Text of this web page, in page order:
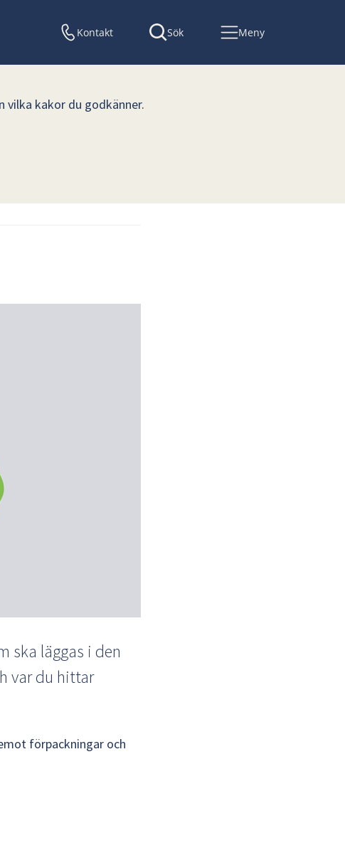
vilka kakor du godkänner.
Kontakt Sök Meny
ska läggas i den
var du hittar
förpackningar och